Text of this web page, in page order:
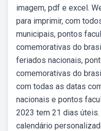
imagem, pdf e excel.
para imprimir, com
municipais, pontos
comemorativas do
feriados nacionais,
comemorativas do
com todas as datas
nacionais e pontos
2023 tem 21 dias
calendário